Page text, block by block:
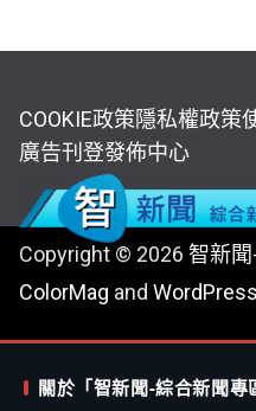
COOKIE政策隱私權政策
廣告刊登發佈中心
Copyright © 2026 智新
ColorMag and WordPress
關於「智新聞-綜合新聞專